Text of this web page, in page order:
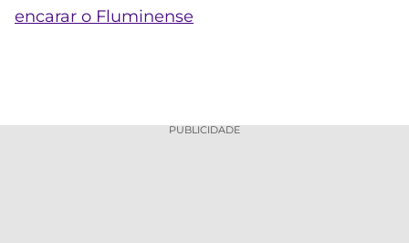
encarar o Fluminense
PUBLICIDADE